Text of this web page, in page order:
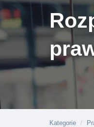
Kategorie